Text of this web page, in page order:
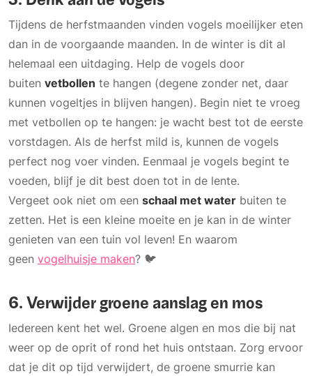
Tijdens de herfstmaanden vinden vogels moeilijker eten
dan in de voorgaande maanden. In de winter is dit al
helemaal een uitdaging. Help de vogels door
buiten vetbollen te hangen (degene zonder net, daar
kunnen vogeltjes in blijven hangen). Begin niet te vroeg
met vetbollen op te hangen: je wacht best tot de eerste
vorstdagen. Als de herfst mild is, kunnen de vogels
perfect nog voer vinden. Eenmaal je vogels begint te
voeden, blijf je dit best doen tot in de lente.
Vergeet ook niet om een schaal met water buiten te
zetten. Het is een kleine moeite en je kan in de winter
genieten van een tuin vol leven! En waarom
geen vogelhuisje maken? 🐦
6. Verwijder groene aanslag en mos
Iedereen kent het wel. Groene algen en mos die bij nat
weer op de oprit of rond het huis ontstaan. Zorg ervoor
dat je dit op tijd verwijdert, de groene smurrie kan